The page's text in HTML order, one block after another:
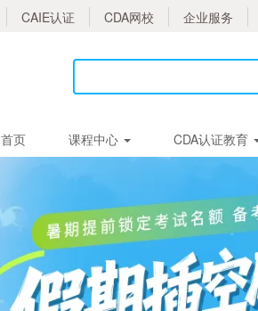
CAIE认证 CDA网校 企业服务
首页 课程中心 CDA认证教育